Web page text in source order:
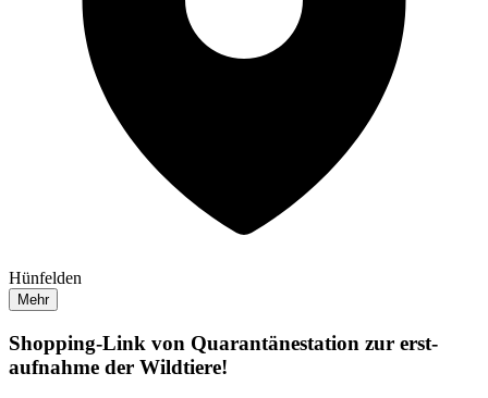
Hünfelden
Mehr
Shopping-Link von Quarantänestation zur erst-
aufnahme der Wildtiere!